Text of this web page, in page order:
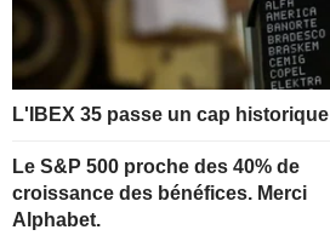
L'IBEX 35 passe un cap historique
Le S&P 500 proche des 40% de
croissance des bénéfices. Merci
Alphabet.